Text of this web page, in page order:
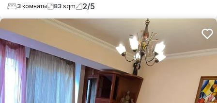
3 комнаты 83 sqm 2/5